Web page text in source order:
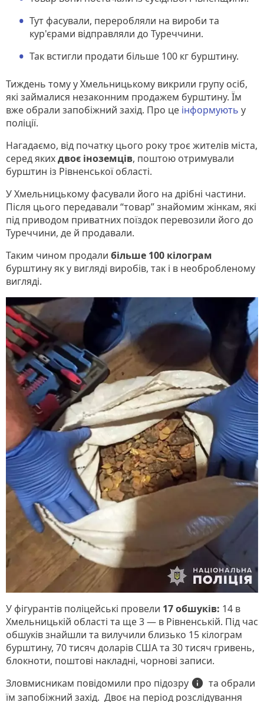
Тут фасували, переробляли на вироби та
кур'єрами відправляли до Туреччини.
Так встигли продати більше 100 кг бурштину.
Тиждень тому у Хмельницькому викрили групу осіб,
які займалися незаконним продажем бурштину. Їм
вже обрали запобіжний захід. Про це інформують у
поліції.
Нагадаємо, від початку цього року троє жителів міста,
серед якихдвоє іноземців, поштою отримували
бурштин із Рівненської області.
У Хмельницькому фасували його на дрібні частини.
Після цього передавали “товар” знайомим жінкам, які
під приводом приватних поїздок перевозили його до
Туреччини, де й продавали.
Таким чином продали більше 100 кілограм
бурштину як у вигляді виробів, так і в необробленому
вигляді.
У фігурантів поліцейські провели 17 обшуків: 14 в
Хмельницькій області та ще 3 — в Рівненській. Під час
обшуків знайшли та вилучили близько 15 кілограм
бурштину, 70 тисяч доларів США та 30 тисяч гривень,
блокноти, поштові накладні, чорнові записи.
Зловмисникам повідомили про підозру info та обрали
їм запобіжний захід. Двоє на період розслідування